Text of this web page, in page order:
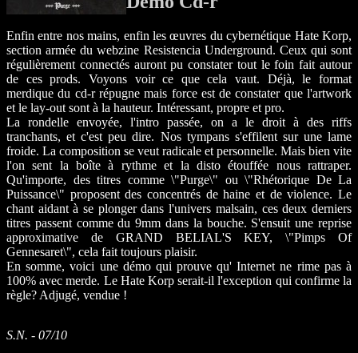
Enfin entre nos mains, enfin les œuvres du cybernétique Hate Korp,
section armée du webzine Resistencia Underground. Ceux qui sont
régulièrement connectés auront pu constater tout le foin fait autour
de ces prods. Voyons voir ce que cela vaut. Déjà, le format
merdique du cd-r répugne mais force est de constater que l'artwork
et le lay-out sont à la hauteur. Intéressant, propre et pro.
La rondelle envoyée, l'intro passée, on a le droit à des riffs
tranchants, et c'est peu dire. Nos tympans s'effilent sur une lame
froide. La composition se veut radicale et personnelle. Mais bien vite
l'on sent la boîte à rythme et la disto étouffée nous rattraper.
Qu'importe, des titres comme \"Purge\" ou \"Rhétorique De La
Puissance\" proposent des concentrés de haine et de violence. Le
chant aidant à se plonger dans l'univers malsain, ces deux derniers
titres passent comme du 9mm dans la bouche. S'ensuit une reprise
approximative de GRAND BELIAL'S KEY, \"Pimps Of
Gennesaret\", cela fait toujours plaisir.
En somme, voici une démo qui prouve qu' Internet ne rime pas à
100% avec merde. Le Hate Korp serait-il l'exception qui confirme la
règle? Adjugé, vendue !
S.N. - 07/10